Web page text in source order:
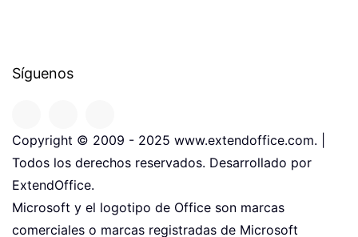
Síguenos
Copyright © 2009 - 2025 www.extendoffice.com. |
Todos los derechos reservados. Desarrollado por
ExtendOffice.
Microsoft y el logotipo de Office son marcas
comerciales o marcas registradas de Microsoft